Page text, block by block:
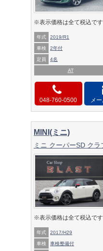
※表示価格は全て税込です
年式 2019/R1
車検 2年付
定員 4名
AT
048-760-0500 メ
MINI(ミニ)
ミニ クーパーSD クラ
※表示価格は全て税込です
年式 2017/H29
車検 車検整備付